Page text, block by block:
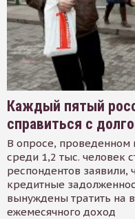
Каждый пятый
справиться с
В опросе, проведенном
среди 1,2 тыс. человек
респондентов заявили,
кредитные
вынуждены тратить на
ежемесячного доход